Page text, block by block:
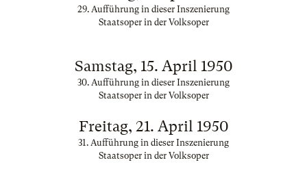
29. Aufführung in dieser Inszenierung
Staatsoper in der Volksoper
Samstag, 15. April 1950
30. Aufführung in dieser Inszenierung
Staatsoper in der Volksoper
Freitag, 21. April 1950
31. Aufführung in dieser Inszenierung
Staatsoper in der Volksoper